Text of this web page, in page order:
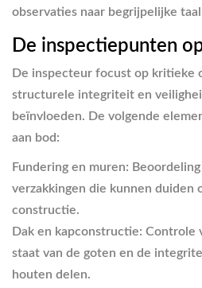
observaties naar begrijpelijke
De inspectiepunten
De inspecteur focust op kritieke
structurele integriteit en
beïnvloeden. De volgende
aan bod:
Fundering en muren:
verzakkingen die kunnen duiden
constructie.
Dak en kapconstructie: Controle
staat van de goten en de
houten delen.